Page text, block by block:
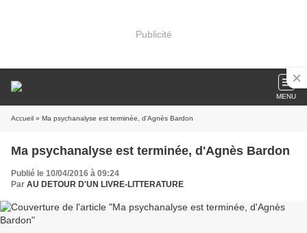
Publicité
MENU
Accueil » Ma psychanalyse est terminée, d'Agnès Bardon
Ma psychanalyse est terminée, d'Agnès Bardon
Publié le 10/04/2016 à 09:24
Par AU DETOUR D'UN LIVRE-LITTERATURE